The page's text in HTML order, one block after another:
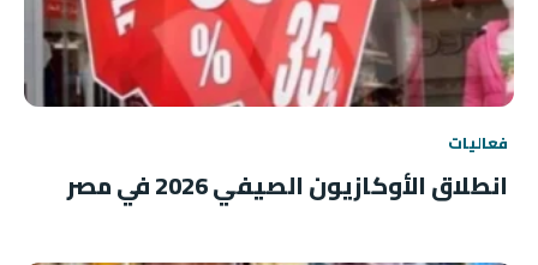
فعاليات
انطلاق الأوكازيون الصيفي 2026 في مصر